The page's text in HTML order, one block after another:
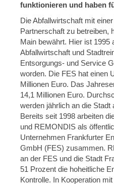
funktionieren und haben
Die Abfallwirtschaft mit
Partnerschaft zu betreiben,
Main bewährt. Hier ist 1995
Abfallwirtschaft und
Entsorgungs- und Service
worden. Die FES hat einen
Millionen Euro. Das
14,1 Millionen Euro.
werden jährlich an die Stadt
Bereits seit 1998 arbeiten
und REMONDIS als
Unternehmen Frankfurter
GmbH (FES) zusammen.
an der FES und die Stadt
51 Prozent die hoheitliche
Kontrolle. In Kooperation